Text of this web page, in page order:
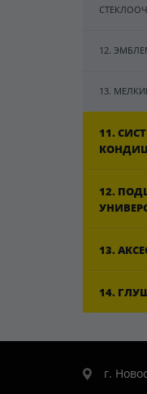
12.
13.
11.
12.
13.
14.
г.